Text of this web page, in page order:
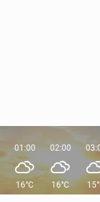
01:00
16°C
02:00
16°C